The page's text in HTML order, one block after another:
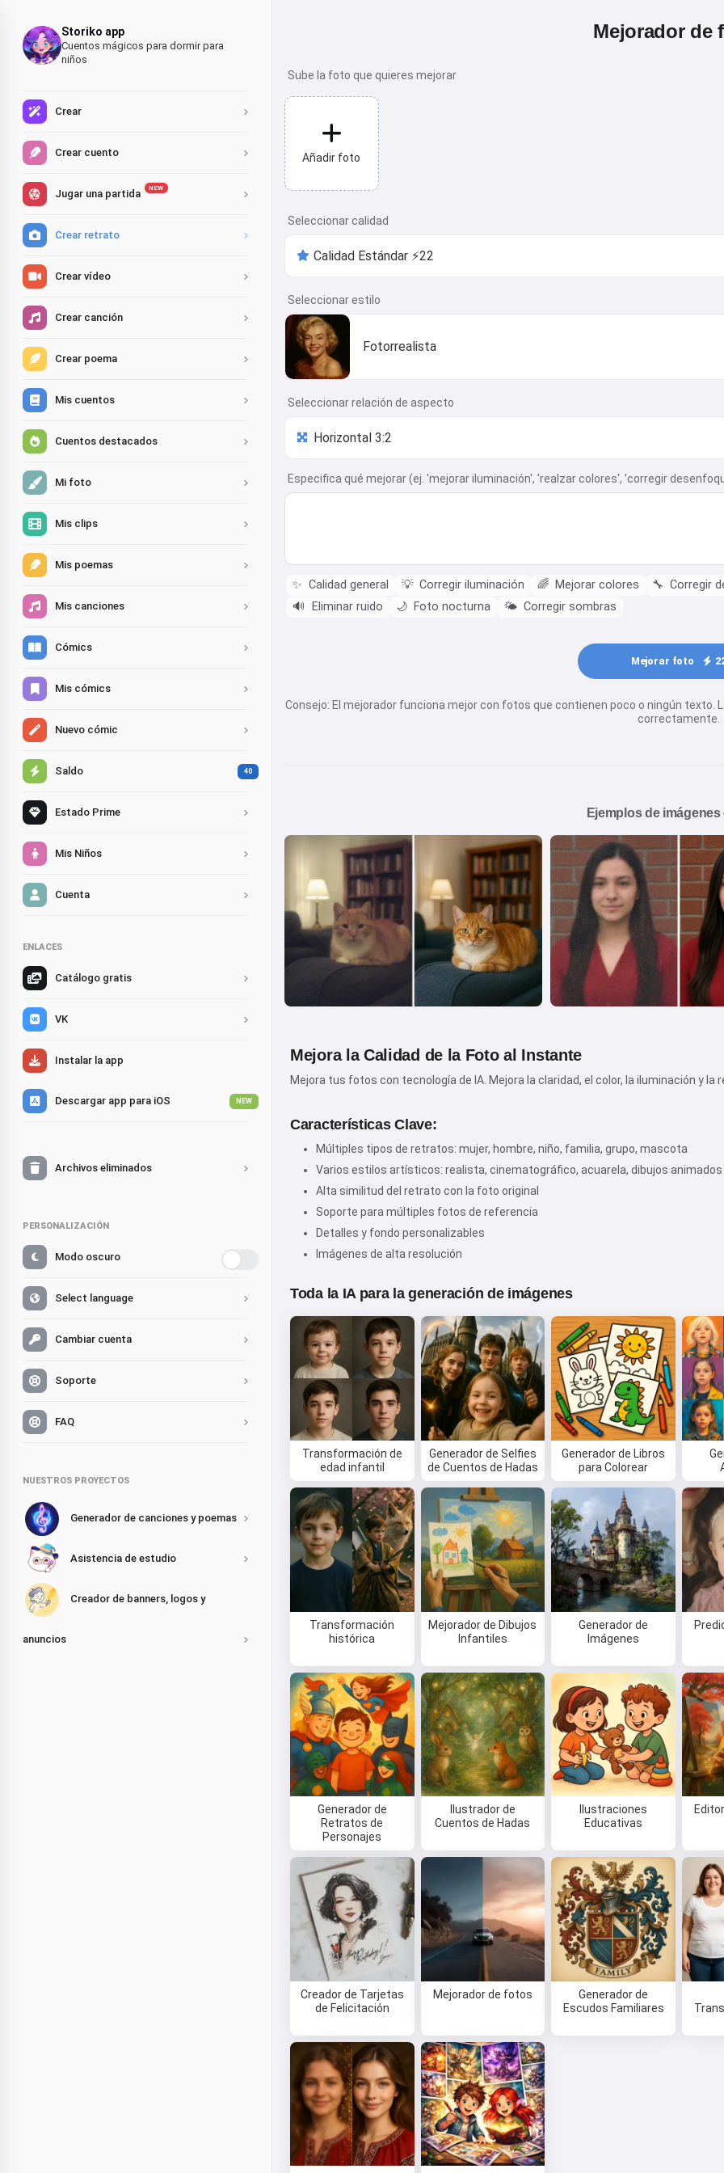
Storiko app
Cuentos mágicos para dormir para
niños
Crear
Crear cuento
Jugar una partida NEW
Crear retrato
Crear vídeo
Crear canción
Crear poema
Mis cuentos
Cuentos destacados
Mi foto
Mis clips
Mis poemas
Mis canciones
Cómics
Mis cómics
Nuevo cómic
Saldo 40
Estado Prime
Mis Niños
Cuenta
ENLACES
Catálogo gratis
VK
Instalar la app
Descargar app para iOS NEW
Archivos eliminados
PERSONALIZACIÓN
Modo oscuro
Select language
Cambiar cuenta
Soporte
FAQ
NUESTROS PROYECTOS
Generador de canciones y poemas
Asistencia de estudio
Creador de banners, logos y
anuncios
Mejorador de
Sube la foto que quieres mejorar
Añadir foto
Seleccionar calidad
Seleccionar estilo
Fotorrealista
Seleccionar relación de aspecto
Especifica qué mejorar (ej. 'mejorar iluminación', 'realzar colores', 'corregir
✨ Calidad general 💡 Corregir iluminación 🌈 Mejorar colores 🔧 Corregir
🔊
Eliminar ruido 🌙 Foto nocturna 🌤️ Corregir sombras
Mejorar foto
Consejo: El mejorador funciona mejor con fotos que contienen poco o ningún
correctamente.
Ejemplos de
Mejora la Calidad de la Foto al Instante
Mejora tus fotos con tecnología de IA. Mejora la claridad, el color, la iluminación y la
Características Clave:
Múltiples tipos de retratos: mujer, hombre, niño, familia, grupo, mascota
Varios estilos artísticos: realista, cinematográfico, acuarela, dibujos animados
Alta similitud del retrato con la foto original
Soporte para múltiples fotos de referencia
Detalles y fondo personalizables
Imágenes de alta resolución
Toda la IA para la generación de imágenes
Transformación de
edad infantil
Generador de Selfies
de Cuentos de Hadas
Generador de Libros
para Colorear
Transformación
histórica
Mejorador de Dibujos
Infantiles
Generador de
Imágenes
Generador de
Retratos de
Personajes
Ilustrador de
Cuentos de Hadas
Ilustraciones
Educativas
Creador de Tarjetas
de Felicitación
Mejorador de fotos
Generador de
Escudos Familiares
¡Hola! Soy Storiko 👋
Cuento cuentos mágicas para
dormir a tus niños 🌟
Al empezar a usar el servicio, aceptas:Términos del
servicio,Política de privacidad, Política de reembolso